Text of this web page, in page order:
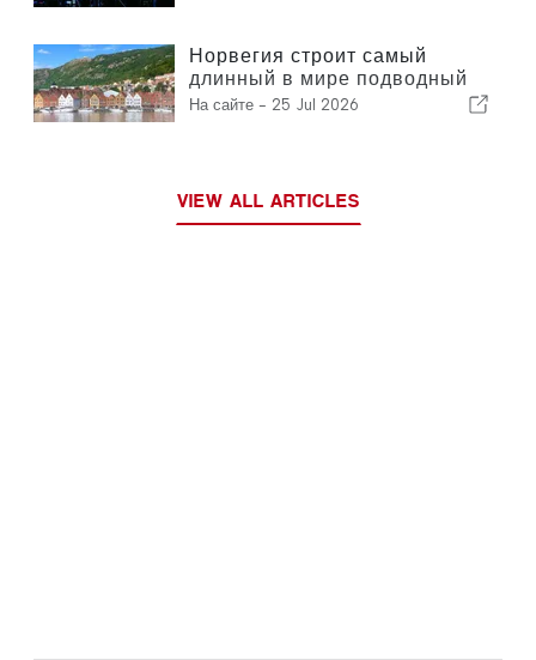
Норвегия строит самый
длинный в мире подводный
туннель
На сайте - 25 Jul 2026
VIEW ALL ARTICLES